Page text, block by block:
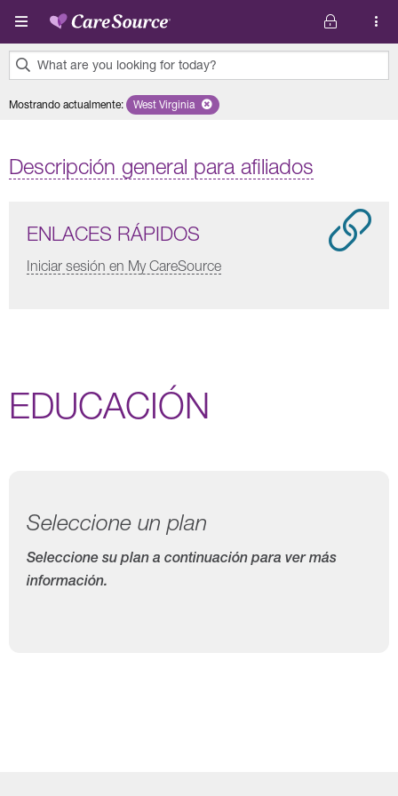
Pasar al contenido principal
What are you looking for today?
results
Mostrando actualmente: Remove selected state 'West Virginia'
West Virginia
Descripción general para afiliados
ENLACES RÁPIDOS
Iniciar sesión en My CareSource
EDUCACIÓN
Seleccione un plan
Seleccione su plan a continuación para ver más
información.